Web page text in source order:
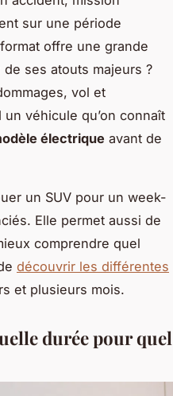
sur une période
offre une grande
de ses atouts majeurs ?
vol et
véhicule qu’on connaît
électrique avant de
un SUV pour un week-
Elle permet aussi de
comprendre quel
découvrir les différentes
et plusieurs mois.
durée pour quel